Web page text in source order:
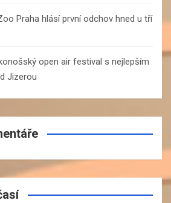
Praha hlásí první odchov hned u tří
open air festival s nejlepším
Jizerou